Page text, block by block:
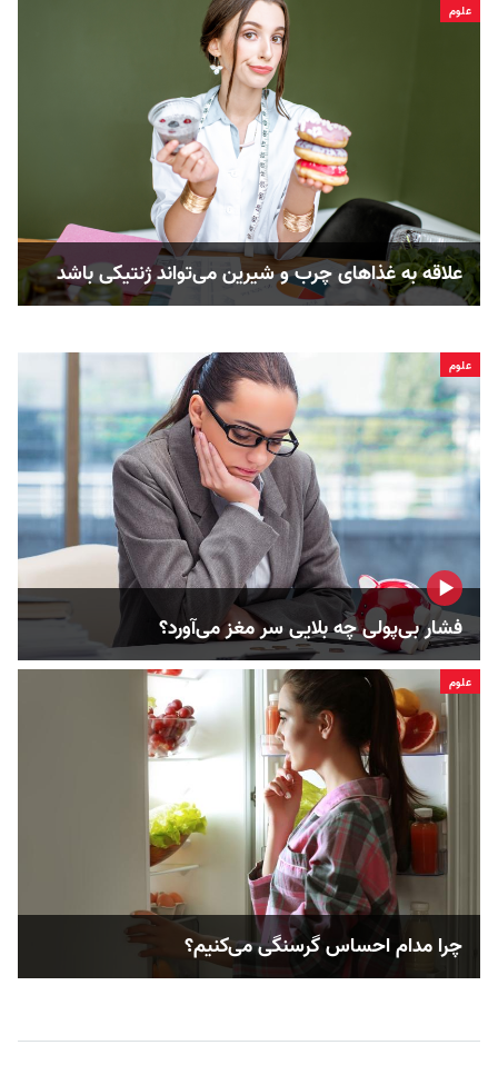
علوم
علاقه به غذاهای چرب و شیرین می‌تواند ژنتیکی باشد
علوم
فشار بی‌پولی چه بلایی سر مغز می‌آورد؟
علوم
چرا مدام احساس گرسنگی می‌کنیم؟